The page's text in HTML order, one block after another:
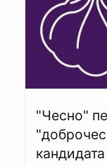
"Чесно"